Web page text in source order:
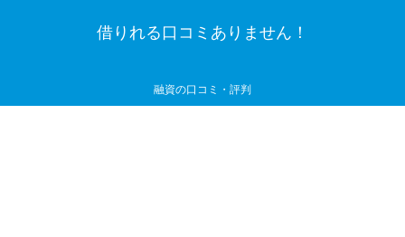
借りれる口コミありません！
融資の口コミ・評判